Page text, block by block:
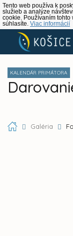
Tento web používa k
služieb a analýze
cookie. Používaním tohto
súhlasíte. Viac informácií
KALENDÁR PRIMÁTORA
Galéria